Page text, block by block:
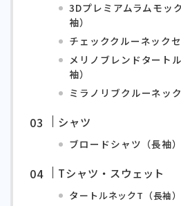
3Dプレミアムラムモッ
袖）
チェッククルーネック
メリノブレンドタート
袖）
ミラノリブクルーネッ
シャツ
ブロードシャツ（長袖）
Tシャツ・スウェット
タ ートルネックT（長袖）